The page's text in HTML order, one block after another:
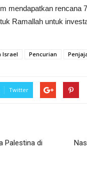
mendapatkan rencana
Ramallah untuk
Israel Pencurian
Twitter
Palestina di